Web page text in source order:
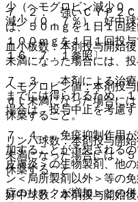
少（ヘモグロビン減少０
減少（０．７％）、好中
血小板数：本剤投与開始
未満になった場合には、投
ヘモグロビン値：本剤投
ｄＬ未満になった場合に
休薬すること。
リンパ球数：本剤投与開
未満になった場合には、
休薬すること。
好中球数：本剤投与開始
７．２． 強いＣＹＰ２Ｃ
は、５０ｍｇを１日１回
１００ｍｇを１日１回投
１６．７．１参照〕。
７．３． 本剤による治療
までには得られるため、
場合は、投与中止を考慮す
７．４． 免疫抑制作用が
加することが予想される
皮膚炎＞の生物製剤、他
ン＜局所製剤以外＞等の
症のリスクが増加＞との